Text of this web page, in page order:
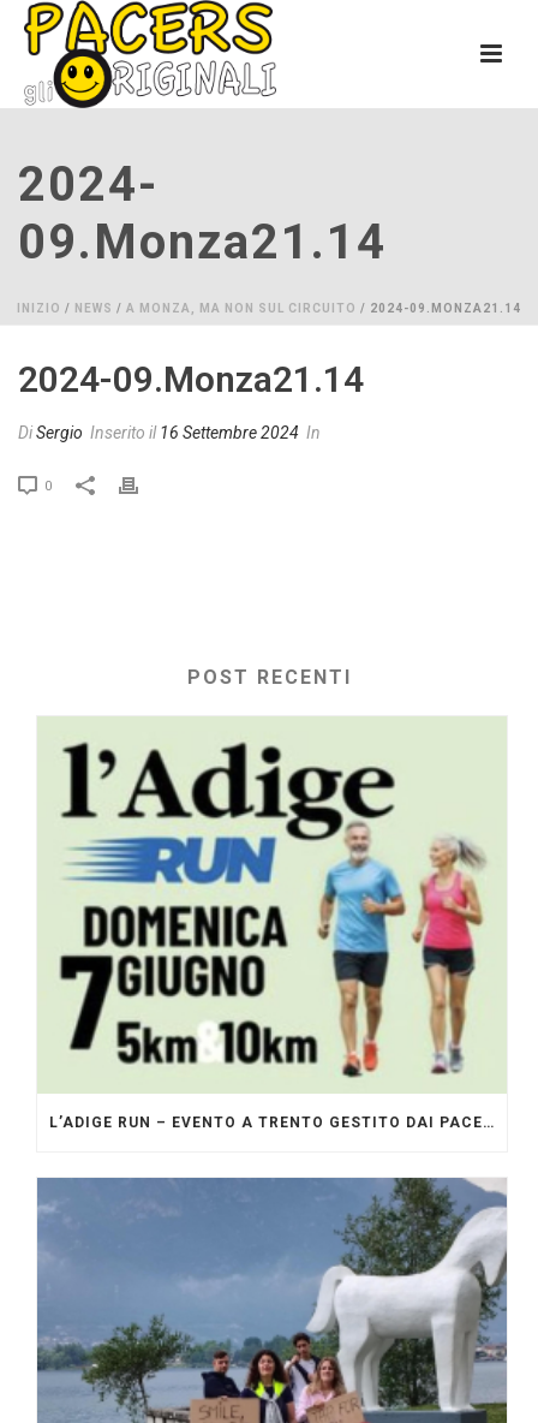
2024-
09.monza21.14
INIZIO / NEWS / A MONZA, MA NON SUL CIRCUITO / 2024-09.MONZA21.14
2024-09.monza21.14
DiSergio Inserito il16 Settembre 2024 In
0
POST RECENTI
L’ADIGE RUN – EVENTO A TRENTO GESTITO DAI PACERS GLI ORIGINALI